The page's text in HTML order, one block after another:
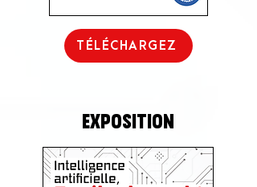
TÉLÉCHARGEZ
Exposition